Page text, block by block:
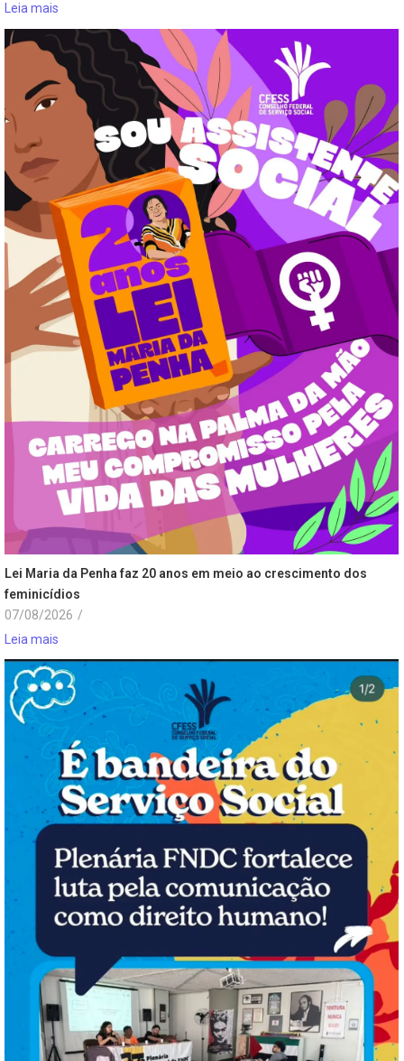
Leia mais
Lei Maria da Penha faz 20 anos em meio ao crescimento dos
feminicídios
07/08/2026 /
Leia mais